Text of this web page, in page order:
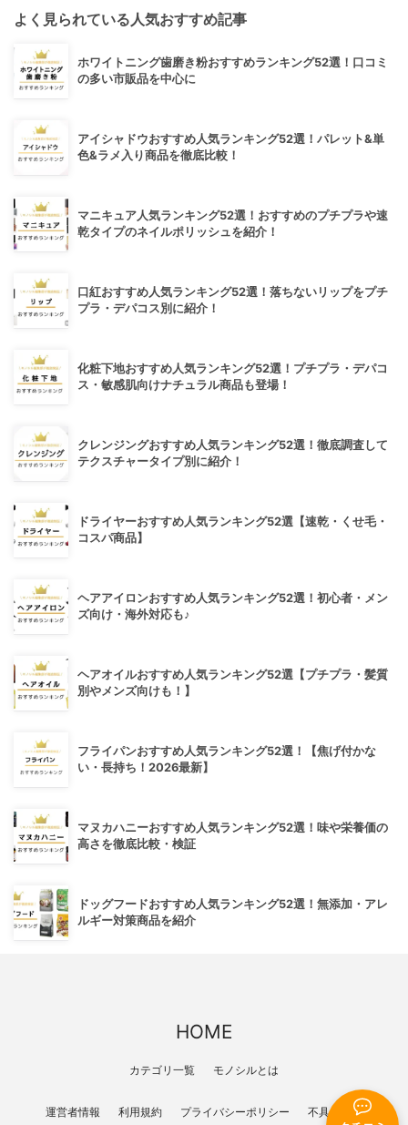
よく見られている人気おすすめ記事
ホワイトニング歯磨き粉おすすめランキング52選！口コミ
の多い市販品を中心に
アイシャドウおすすめ人気ランキング52選！パレット&単
色&ラメ入り商品を徹底比較！
マニキュア人気ランキング52選！おすすめのプチプラや速
乾タイプのネイルポリッシュを紹介！
口紅おすすめ人気ランキング52選！落ちないリップをプチ
プラ・デパコス別に紹介！
化粧下地おすすめ人気ランキング52選！プチプラ・デパコ
ス・敏感肌向けナチュラル商品も登場！
クレンジングおすすめ人気ランキング52選！徹底調査して
テクスチャータイプ別に紹介！
ドライヤーおすすめ人気ランキング52選【速乾・くせ毛・
コスパ商品】
ヘアアイロンおすすめ人気ランキング52選！初心者・メン
ズ向け・海外対応も♪
ヘアオイルおすすめ人気ランキング52選【プチプラ・髪質
別やメンズ向けも！】
フライパンおすすめ人気ランキング52選！【焦げ付かな
い・長持ち！2026最新】
マヌカハニーおすすめ人気ランキング52選！味や栄養価の
高さを徹底比較・検証
ドッグフードおすすめ人気ランキング52選！無添加・アレ
ルギー対策商品を紹介
HOME
カテゴリ一覧 モノシルとは
運営者情報 利用規約 プライバシーポリシー 不具合報告